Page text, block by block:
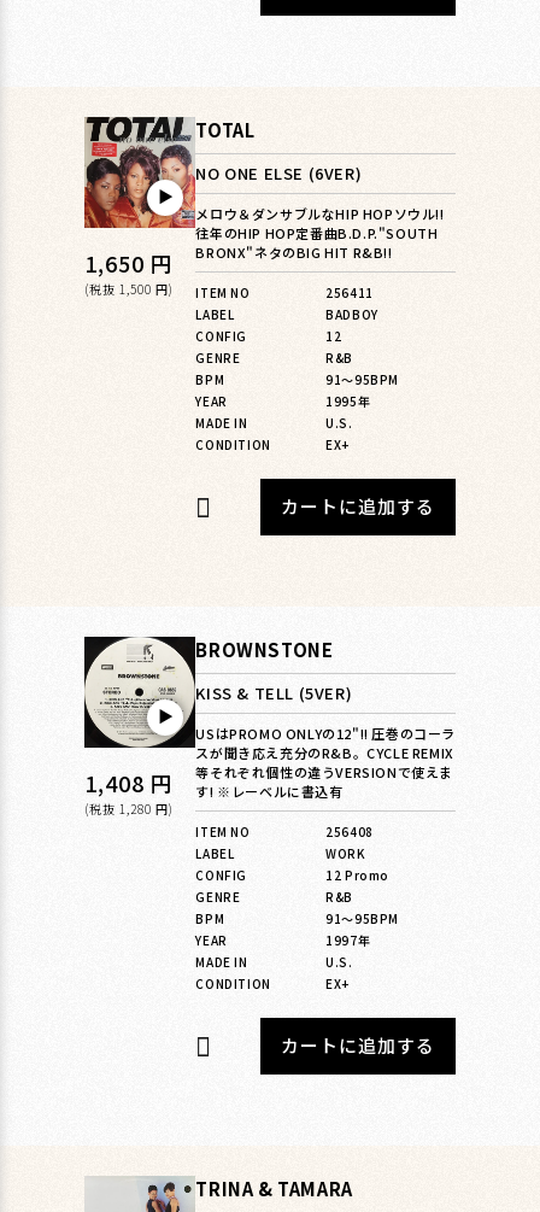
▶︎
通
常
1,650 円
(税抜 1,500 円)
TOTAL
NO ONE ELSE (6VER)
メロウ＆ダンサブルなHIP HOPソウル!!
往年のHIP HOP定番曲B.D.P."SOUTH
BRONX"ネタのBIG HIT R&B!!
ITEM NO
256411
LABEL
BADBOY
CONFIG
12
GENRE
R&B
BPM
91〜95BPM
YEAR
1995年
MADE IN
U.S.
CONDITION
EX+
カートに追加する
▶︎
通
常
1,408 円
(税抜 1,280 円)
BROWNSTONE
KISS & TELL (5VER)
USはPROMO ONLYの12"!! 圧巻のコーラ
スが聞き応え充分のR&B。CYCLE REMIX
等それぞれ個性の違うVERSIONで使えま
す! ※レーベルに書込有
ITEM NO
256408
LABEL
WORK
CONFIG
12 Promo
GENRE
R&B
BPM
91〜95BPM
YEAR
1997年
MADE IN
U.S.
CONDITION
EX+
カートに追加する
TRINA & TAMARA